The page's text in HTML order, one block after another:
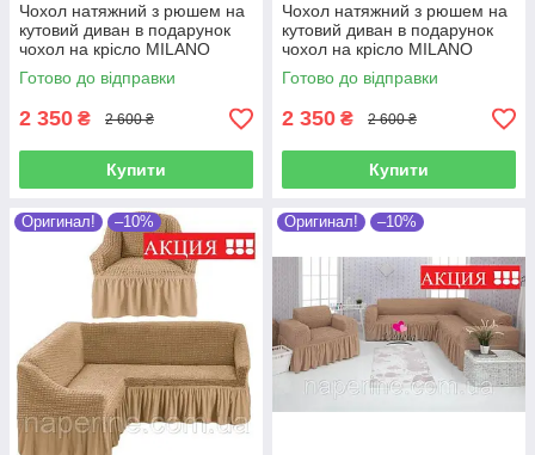
Чохол натяжний з рюшем на
кутовий диван в подарунок
чохол на крісло MILANO
шоколадний
Готово до відправки
2 350 ₴ 2 600 ₴
Купити
Чохол натяжний з рюшем на
кутовий диван в подарунок
чохол на крісло MILANO
зелений
Готово до відправки
2 350 ₴ 2 600 ₴
Купити
Оригинал! –10% Оригинал! –10%